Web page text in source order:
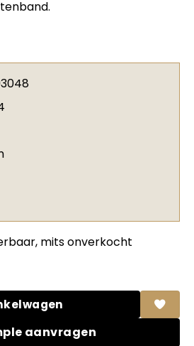
mits onverkocht
Stone grey 70% PEFC gecert.
aanvragen